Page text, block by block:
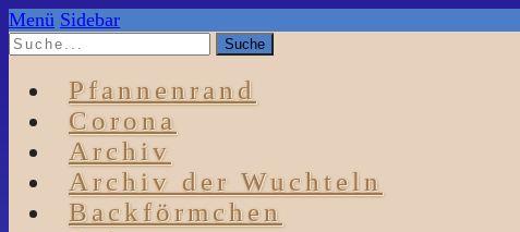
Menü Sidebar
Pfannenrand
Corona
Archiv
Archiv der Wuchteln
Backförmchen